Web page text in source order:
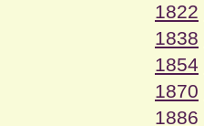
1822
1838
1854
1870
1886